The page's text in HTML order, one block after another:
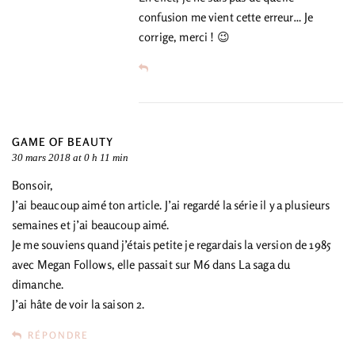
confusion me vient cette erreur… Je
corrige, merci ! 😉
GAME OF BEAUTY
30 mars 2018 at 0 h 11 min
Bonsoir,
J’ai beaucoup aimé ton article. J’ai regardé la série il y a plusieurs
semaines et j’ai beaucoup aimé.
Je me souviens quand j’étais petite je regardais la version de 1985
avec Megan Follows, elle passait sur M6 dans La saga du
dimanche.
J’ai hâte de voir la saison 2.
RÉPONDRE